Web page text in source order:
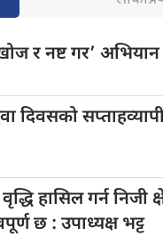
र नष्ट गर’ अभियान
दिवसको
वृद्धि हासिल गर्न निजी
छ : उपाध्यक्ष भट्ट